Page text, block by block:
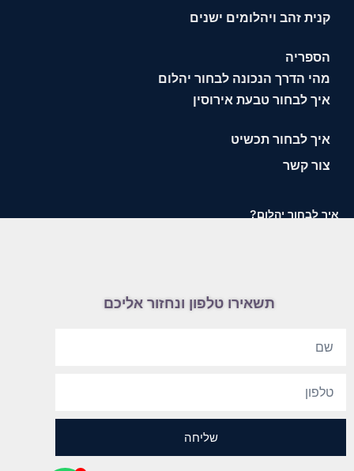
קנית זהב ויהלומים ישנים
הספריה
מהי הדרך הנכונה לבחור יהלום
איך לבחור טבעת אירוסין
איך לבחור תכשיט
צור קשר
איך לבחור יהלום?
תשאירו טלפון ונחזור אליכם
שליחה